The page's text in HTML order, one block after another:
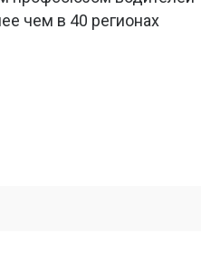
чем в 40 регионах